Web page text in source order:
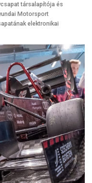
társalapítója és
Motorsport
elektronikai